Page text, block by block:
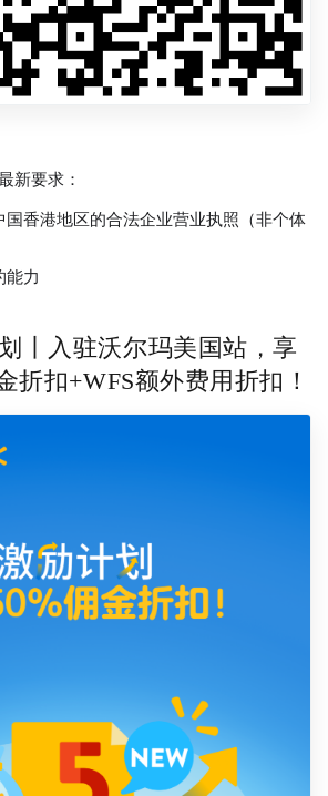
新要求：
国香港地区的合法企业营业执照（非个体
能力
丨入驻沃尔玛美国站，享
折扣+WFS额外费用折扣！